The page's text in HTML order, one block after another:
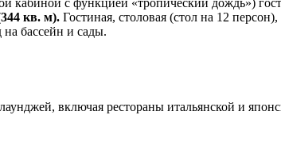
кв. м). Гостиная, столовая (стол на 12
бассейн и сады.
включая рестораны итальянской и